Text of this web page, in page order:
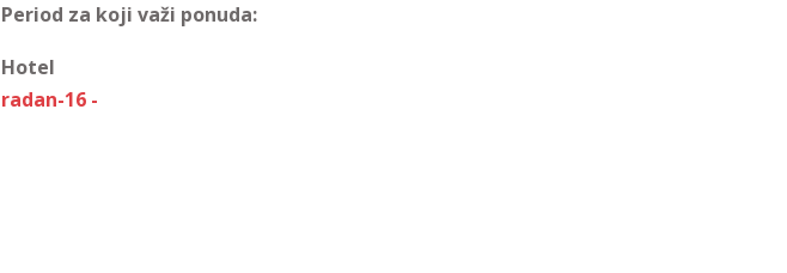
Period za koji važi ponuda:
Hotel
radan-16 -